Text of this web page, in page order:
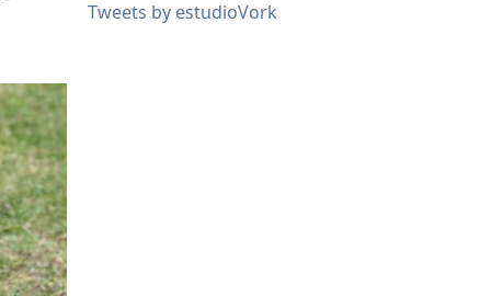
Tweets by estudioVork